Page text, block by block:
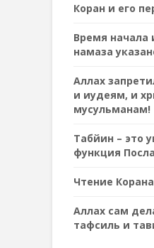
Коран и его
Время начала
намаза
Аллах
и иудеям, и
мусульманам!
Табйин – это
функция
Чтение
Аллах сам
тафсиль и